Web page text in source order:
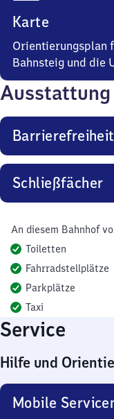
Karte
Orientierungsplan
Bahnsteig und die
Ausstattung
Barrierefreiheit
Schließfächer
An diesem Bahnhof
Toiletten
Fahrradstellplätze
Parkplätze
Taxi
Service
Hilfe und
Mobile